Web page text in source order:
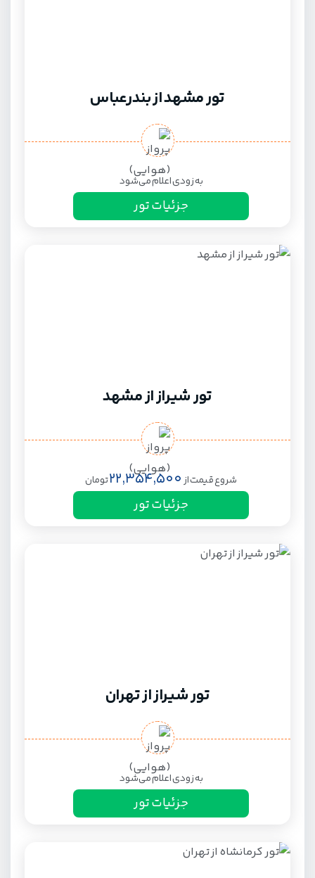
تور مشهد از بندرعباس
به زودی اعلام می‌شود
جزئیات تور
تور شیراز از مشهد
شروع قیمت از22,354,500تومان
جزئیات تور
تور شیراز از تهران
به زودی اعلام می‌شود
جزئیات تور